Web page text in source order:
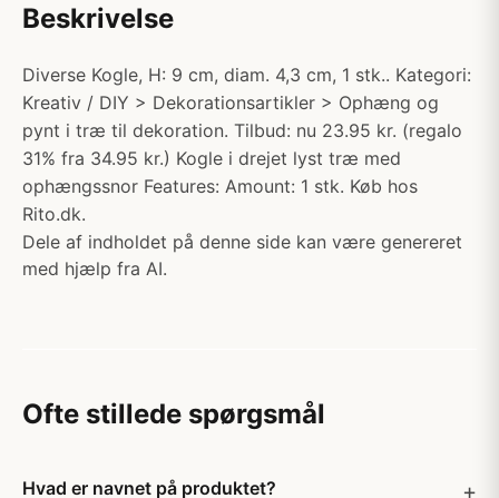
Beskrivelse
Diverse Kogle, H: 9 cm, diam. 4,3 cm, 1 stk.. Kategori:
Kreativ / DIY > Dekorationsartikler > Ophæng og
pynt i træ til dekoration. Tilbud: nu 23.95 kr. (regalo
31% fra 34.95 kr.) Kogle i drejet lyst træ med
ophængssnor Features: Amount: 1 stk. Køb hos
Rito.dk.
Dele af indholdet på denne side kan være genereret
med hjælp fra AI.
Ofte stillede spørgsmål
Hvad er navnet på produktet?